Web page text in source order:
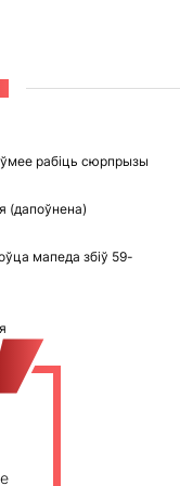
рабіць сюрпрызы
(дапоўнена)
мапеда збіў 59-